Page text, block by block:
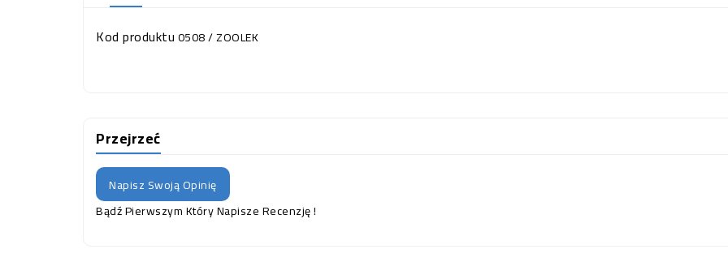
Kod produktu0508 / ZOOLEK
Przejrzeć
Napisz Swoją Opinię
Bądź Pierwszym Który Napisze Recenzję !